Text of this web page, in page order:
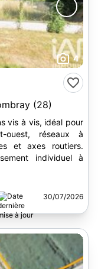
4
(28)
vis à vis, idéal pour
ouest, réseaux à
et axes routiers.
individuel à
30/07/2026